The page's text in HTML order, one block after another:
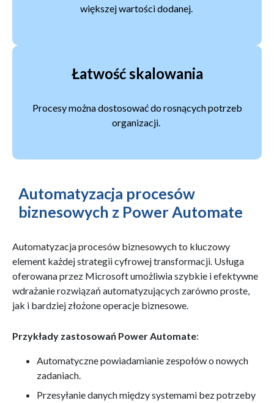
większej wartości dodanej.
Łatwość skalowania
Procesy można dostosować do rosnących potrzeb
organizacji.
Automatyzacja procesów
biznesowych z Power Automate
Automatyzacja procesów biznesowych to kluczowy
element każdej strategii cyfrowej transformacji. Usługa
oferowana przez Microsoft umożliwia szybkie i efektywne
wdrażanie rozwiązań automatyzujących zarówno proste,
jak i bardziej złożone operacje biznesowe.
Przykłady zastosowań Power Automate:
Automatyczne powiadamianie zespołów o nowych
zadaniach.
Przesyłanie danych między systemami bez potrzeby